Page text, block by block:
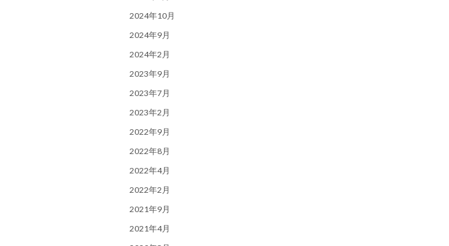
2024年10月
2024年9月
2024年2月
2023年9月
2023年7月
2023年2月
2022年9月
2022年8月
2022年4月
2022年2月
2021年9月
2021年4月